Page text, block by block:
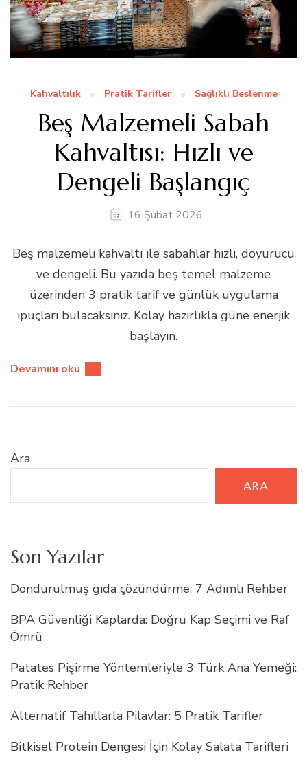
Kahvaltılık Pratik Tarifler Sağlıklı Beslenme
Beş Malzemeli Sabah
Kahvaltısı: Hızlı ve
Dengeli Başlangıç
16 Şubat 2026
Beş malzemeli kahvaltı ile sabahlar hızlı, doyurucu
ve dengeli. Bu yazıda beş temel malzeme
üzerinden 3 pratik tarif ve günlük uygulama
ipuçları bulacaksınız. Kolay hazırlıkla güne enerjik
başlayın.
Devamını oku
Ara
ARA
Son Yazılar
Dondurulmuş gıda çözündürme: 7 Adımlı Rehber
BPA Güvenliği Kaplarda: Doğru Kap Seçimi ve Raf
Ömrü
Patates Pişirme Yöntemleriyle 3 Türk Ana Yemeği:
Pratik Rehber
Alternatif Tahıllarla Pilavlar: 5 Pratik Tarifler
Bitkisel Protein Dengesi İçin Kolay Salata Tarifleri